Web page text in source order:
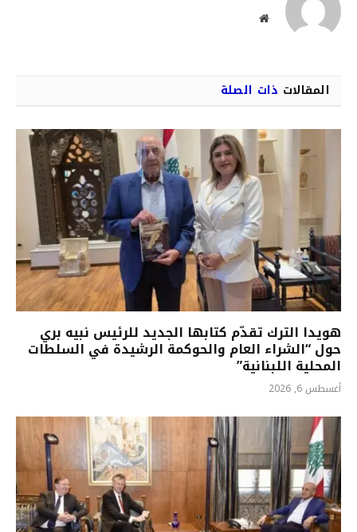
موقع
المقالات ذات الصلة
هويدا الترك تقدّم كتابها الجديد للرئيس نبيه بري
حول “الشراء العام والحوكمة الرشيدة في السلطات
المحلية اللبنانية”
أغسطس 6, 2026